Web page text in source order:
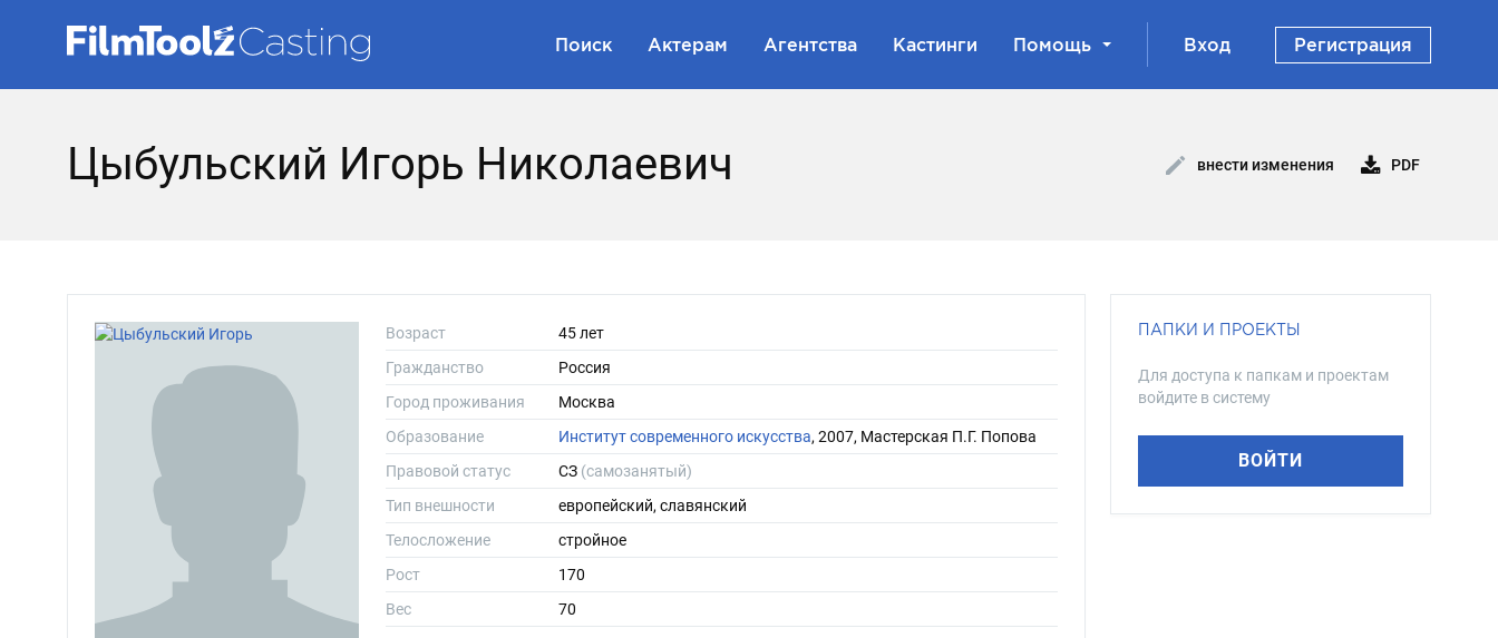
Поиск Актерам Агентства Кастинги Помощь Вход Регистрация
Цыбульский Игорь Николаевич внести изменения PDF
Возраст
45 лет
Гражданство
Россия
Город проживания
Москва
Образование
Институт современного искусства, 2007, Мастерская П.Г. Попова
Правовой статус
СЗ (самозанятый)
Тип внешности
европейский, славянский
Телосложение
стройное
Рост
170
Вес
70
ПАПКИ И ПРОЕКТЫ
Для доступа к папкам и проектам
войдите в систему
ВОЙТИ